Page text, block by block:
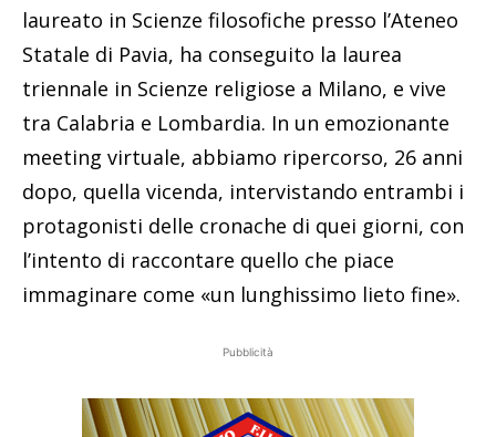
laureato in Scienze filosofiche presso l’Ateneo
Statale di Pavia, ha conseguito la laurea
triennale in Scienze religiose a Milano, e vive
tra Calabria e Lombardia. In un emozionante
meeting virtuale, abbiamo ripercorso, 26 anni
dopo, quella vicenda, intervistando entrambi i
protagonisti delle cronache di quei giorni, con
l’intento di raccontare quello che piace
immaginare come «un lunghissimo lieto fine».
Pubblicità